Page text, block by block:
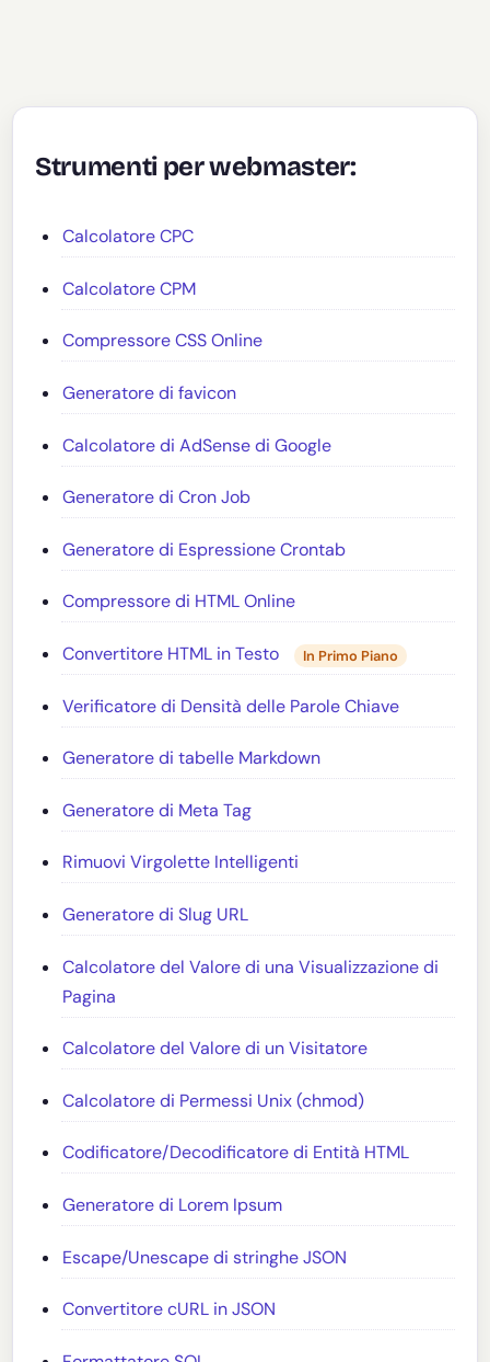
Strumenti per webmaster:
Calcolatore CPC
Calcolatore CPM
Compressore CSS Online
Generatore di favicon
Calcolatore di AdSense di Google
Generatore di Cron Job
Generatore di Espressione Crontab
Compressore di HTML Online
Convertitore HTML in Testo In Primo Piano
Verificatore di Densità delle Parole Chiave
Generatore di tabelle Markdown
Generatore di Meta Tag
Rimuovi Virgolette Intelligenti
Generatore di Slug URL
Calcolatore del Valore di una Visualizzazione di
Pagina
Calcolatore del Valore di un Visitatore
Calcolatore di Permessi Unix (chmod)
Codificatore/Decodificatore di Entità HTML
Generatore di Lorem Ipsum
Escape/Unescape di stringhe JSON
Convertitore cURL in JSON